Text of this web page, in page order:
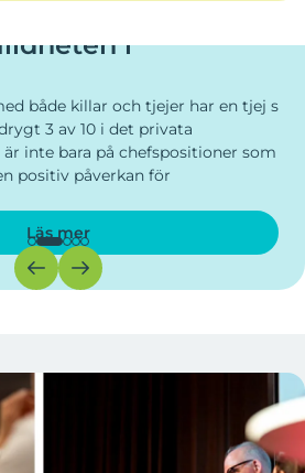
elevers
som får ta del av entreprenörskap
ökat skolengagemang och utvecklar
förmåga att lösa problem
Läs mer